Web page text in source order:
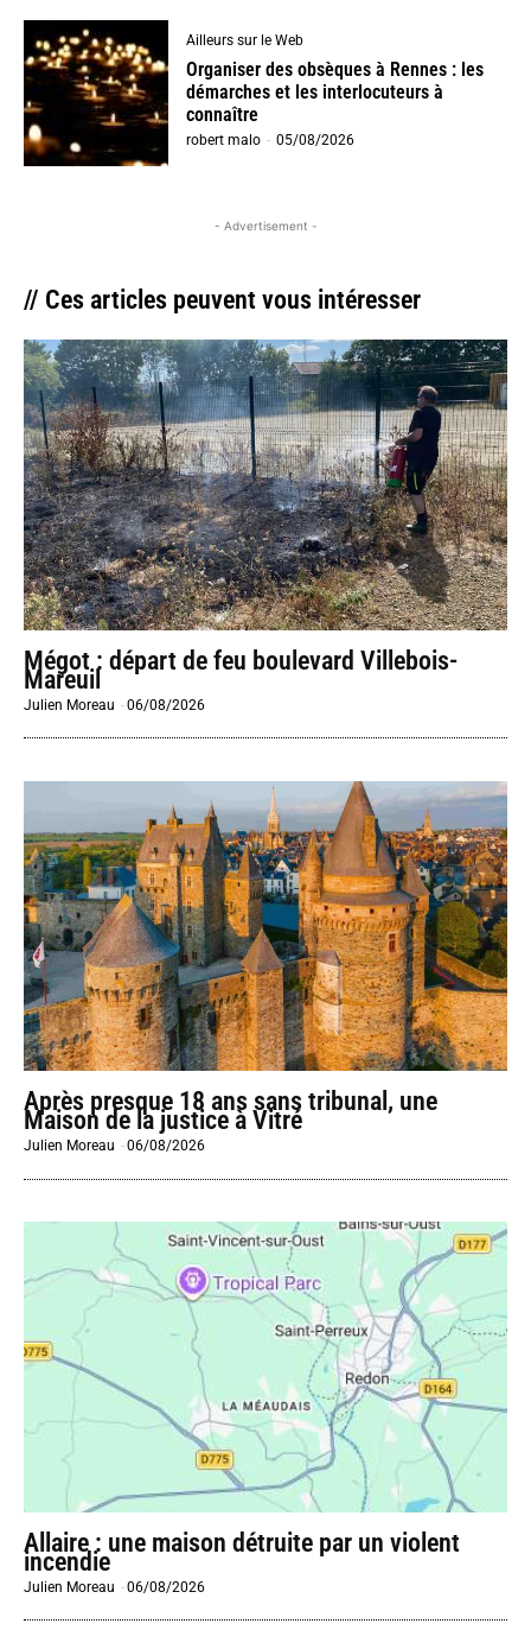
Ailleurs sur le Web
Organiser des obsèques à Rennes : les
démarches et les interlocuteurs à
connaître
robert malo - 05/08/2026
- Advertisement -
// Ces articles peuvent vous intéresser
Mégot : départ de feu boulevard Villebois-
Mareuil
Julien Moreau -06/08/2026
Après presque 18 ans sans tribunal, une
Maison de la justice à Vitré
Julien Moreau -06/08/2026
Allaire : une maison détruite par un violent
incendie
Julien Moreau -06/08/2026